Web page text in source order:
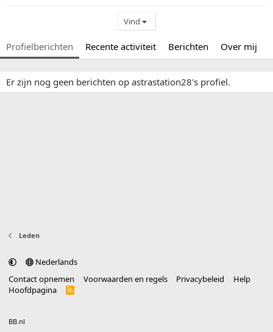
Vind
Profielberichten Recente activiteit Berichten Over mij
Er zijn nog geen berichten op astrastation28's profiel.
Leden
Nederlands
Contact opnemen
Voorwaarden en regels Privacybeleid
Help
Hoofdpagina
R
BB.nl